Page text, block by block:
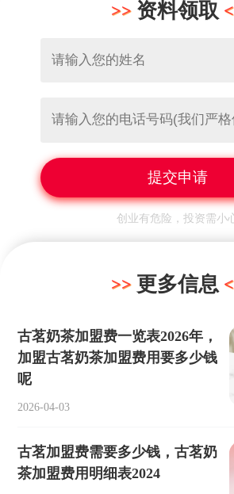
资料领取
创业有危险，投资需小
更多信息
古茗奶茶加盟费一览表2026年，
加盟古茗奶茶加盟费用要多少钱
呢
2026-04-03
古茗加盟费需要多少钱，古茗奶
茶加盟费用明细表2024